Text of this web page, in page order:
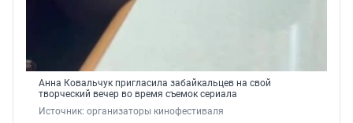
Анна Ковальчук пригласила забайкальцев на свой
творческий вечер во время съемок сериала
Источник: организаторы кинофестиваля